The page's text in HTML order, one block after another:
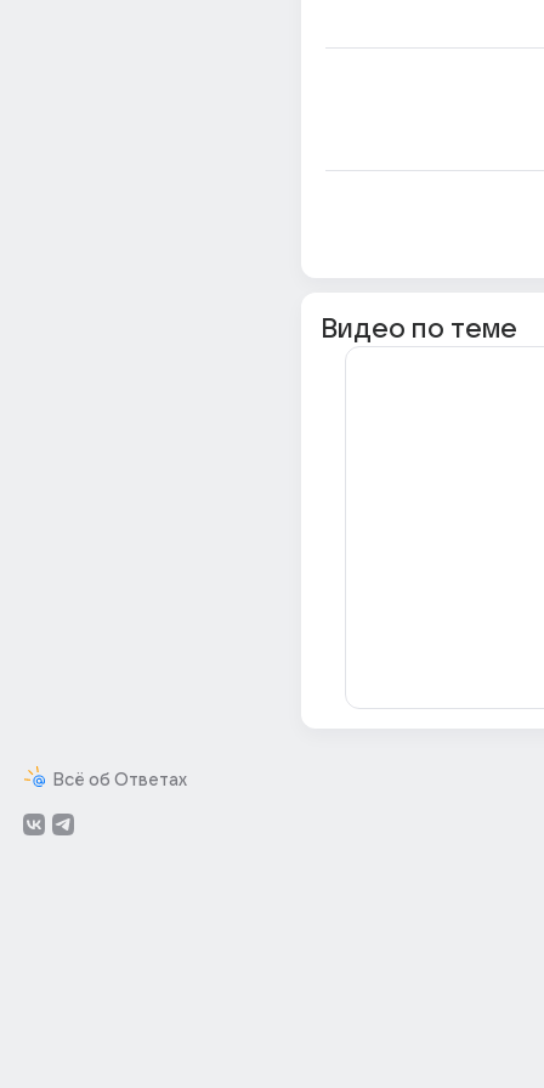
Всё об Ответах
Видео по теме